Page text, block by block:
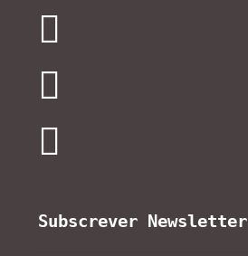
Subscrever Newsletter